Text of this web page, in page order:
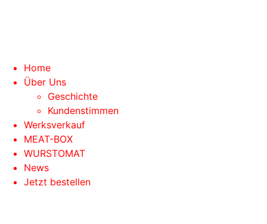
Home
Über Uns
Geschichte
Kundenstimmen
Werksverkauf
MEAT-BOX
WURSTOMAT
News
Jetzt bestellen